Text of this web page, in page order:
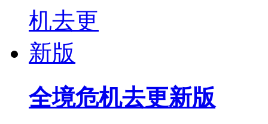
全境危机去更新版